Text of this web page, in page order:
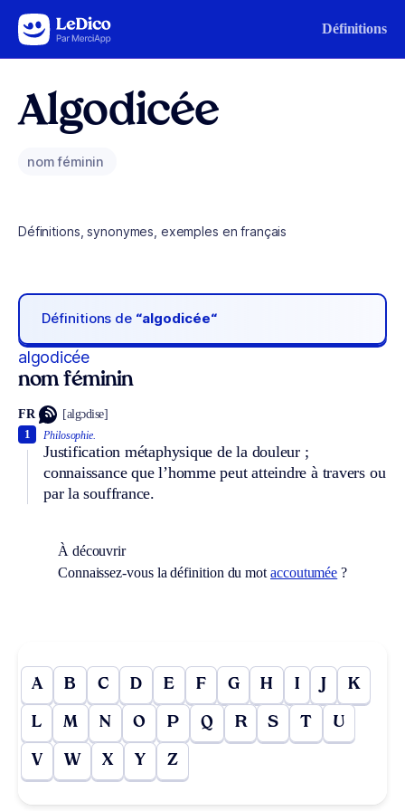
Aller au contenu Définitions
Algodicée
nom féminin
Définitions, synonymes, exemples en français
Définitions de “algodicée“
algodicée
nom féminin
FR [algɔdise]
Philosophie.
Justification métaphysique de la douleur ;
connaissance que l’homme peut atteindre à travers ou
par la souffrance.
1
À découvrir
Connaissez-vous la définition du mot accoutumée ?
A B C D E F G H I J K
L M N O P Q R S T U
V W X Y Z